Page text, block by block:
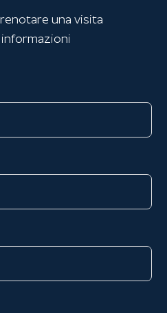
una visita